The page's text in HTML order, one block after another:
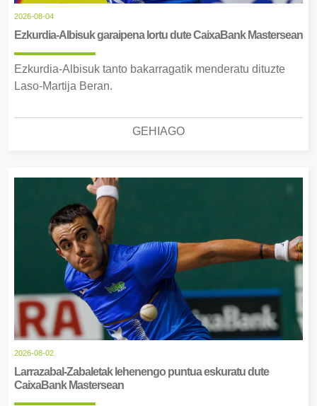
2026-08-04
Ezkurdia-Albisuk garaipena lortu dute CaixaBank Mastersean
Ezkurdia-Albisuk tanto bakarragatik menderatu dituzte
Laso-Martija Beran.
GEHIAGO
2026-08-02
Larrazabal-Zabaletak lehenengo puntua eskuratu dute
CaixaBank Mastersean